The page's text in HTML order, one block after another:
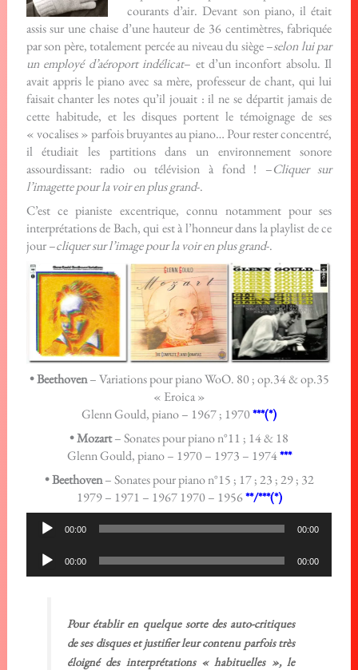
courants d’air. Devant son piano, il était
assis sur une chaise d’une hauteur de 36 centimètres, fabriquée
par son père, totalement percée au niveau du siège –selon lui par
un employé d’aéroport indélicat– et d’un inconfort absolu. Il
avait appris le piano avec sa mère, professeur de chant, qui lui
faisait chanter les notes qu’il jouait : il ne se départit jamais de
cette habitude, et les disques portent le témoignage de ses
« vocalises » parfois bruyantes au piano… Pour rester concentré,
il étudiait les partitions dans un environnement sonore
assourdissant: radio ou télévision à fond ! –Cliquer sur
l’imagette pour la voir en plus grand-.
C’est ce pianiste excentrique, connu notamment pour ses
interprétations de Bach, qui est à l’honneur dans la playlist de ce
jour –cliquer sur l’image pour la voir en plus grand-.
• Beethoven– Variations pour piano WoO. 80 ; op.34 & op.35
« Eroica »
Glenn Gould, piano – 1967 ; 1970***(*)
• Mozart– Sonates pour piano n°11 ; 14 & 18
Glenn Gould, piano – 1970 – 1973 – 1974***
• Beethoven– Sonates pour piano n°15 ; 17 ; 23 ; 29 ; 32
1979 – 1971 – 1967 1970 – 1956**/***(*)
Lecteur
audio
00:00 00:00
Lecteur
audio
00:00 00:00
Pour établir en quelque sorte des auto-critiques
de ses disques et justifier leur contenu parfois très
éloigné des interprétations « habituelles », le